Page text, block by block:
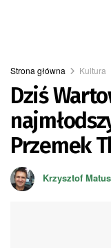
Strona główna Kultura
Dziś
Przemek
Krzysztof